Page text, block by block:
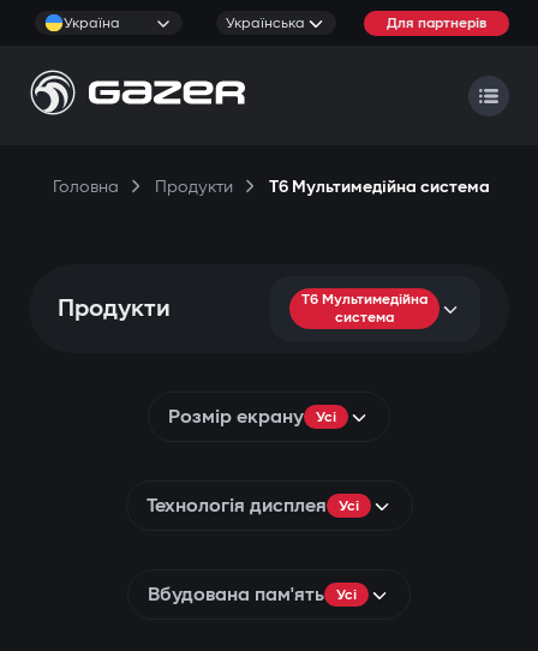
Україна Українська Для партнерів
Головна Продукти T6 Мультимедійна система
Продукти
T6 Мультимедійна
система
Розмір екрану Усі
Технологія дисплея Усі
Вбудована пам'ять Усі